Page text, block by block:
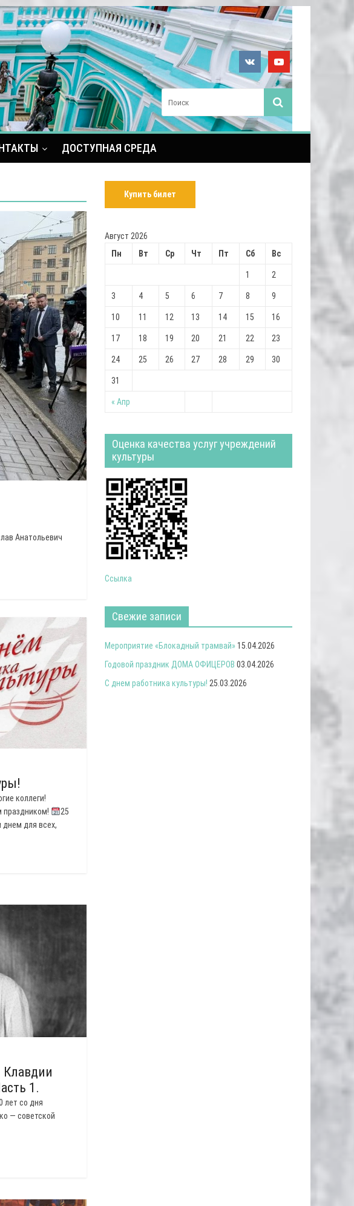
ДОСТУПНАЯ СРЕДА
Анатольевич
коллеги!
праздником!
25
днем для всех,
Клавдии
1.
лет со дня
— советской
Купить билет
Август 2026
Пн
Вт Ср Чт Пт Сб Вс
« Апр
1 2
3 4 5 6 7 8 9
10 11 12 13 14 15 16
17 18 19 20 21 22 23
24 25 26 27 28 29 30
31
Оценка качества услуг учреждений
культуры
Ссылка
Свежие записи
Мероприятие «Блокадный трамвай» 15.04.2026
Годовой праздник ДОМА ОФИЦЕРОВ 03.04.2026
С днем работника культуры! 25.03.2026